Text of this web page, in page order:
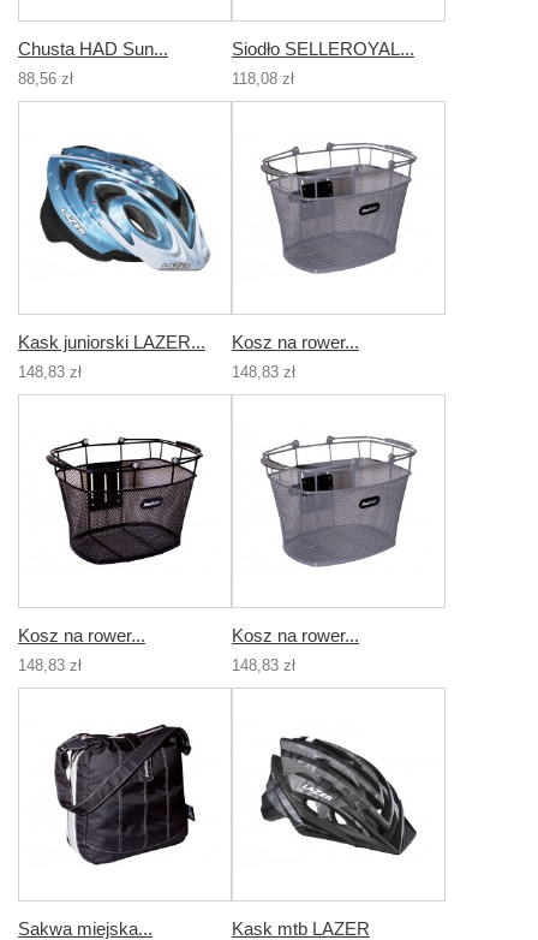
Chusta HAD Sun...
88,56 zł
Siodło SELLEROYAL...
118,08 zł
Kask juniorski LAZER...
148,83 zł
Kosz na rower...
148,83 zł
Kosz na rower...
148,83 zł
Kosz na rower...
148,83 zł
Sakwa miejska...
Kask mtb LAZER